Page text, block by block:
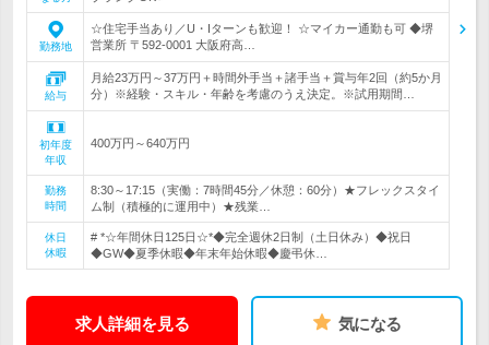
勤務地
☆住宅手当あり／U・Iターンも歓迎！ ☆マイカー通勤も可 ◆堺
営業所 〒592-0001 大阪府高…
給与
月給23万円～37万円＋時間外手当＋諸手当＋賞与年2回（約5か月
分）※経験・スキル・年齢を考慮のうえ決定。※試用期間…
初年度
年収
400万円～640万円
勤務
時間
8:30～17:15（実働：7時間45分／休憩：60分）★フレックスタイ
ム制（積極的に運用中）★残業…
休日
休暇
# *☆年間休日125日☆*◆完全週休2日制（土日休み）◆祝日
◆GW◆夏季休暇◆年末年始休暇◆慶弔休…
求人詳細を見る 気になる